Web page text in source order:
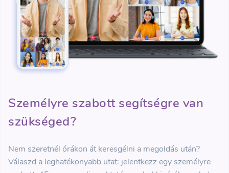
Személyre szabott segítségre van
szükséged?
Nem szeretnél órákon át keresgélni a megoldás után?
Válaszd a leghatékonyabb utat: jelentkezz egy személyre